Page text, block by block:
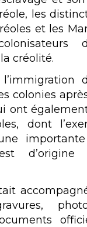
les
et les
créolité.
colonies
ont
dont
d’origine